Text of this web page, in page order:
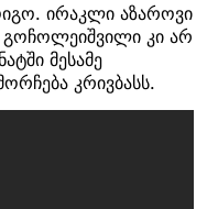
ირაკლი აზაროვი
გოჩოლეიშვილი კი არ
მესამე
კრივბასს.